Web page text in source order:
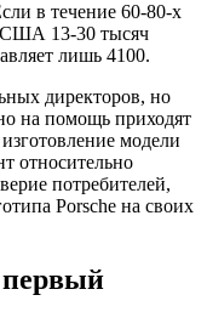
в течение 60-80-х
США 13-30 тысяч
лишь 4100.
директоров, но
на помощь приходят
модели
относительно
потребителей,
Porsche на своих